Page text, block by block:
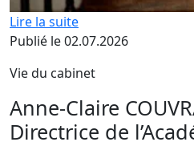
Lire la suite
Publié le 02.07.2026
Vie du cabinet
Anne-Claire
Directrice de